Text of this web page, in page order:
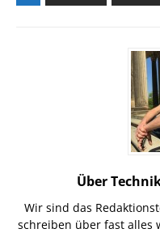
Über
Wir sind das
schreiben über fast alles